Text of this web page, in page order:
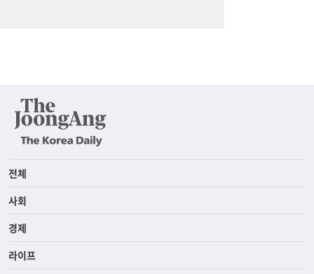
전체
사회
경제